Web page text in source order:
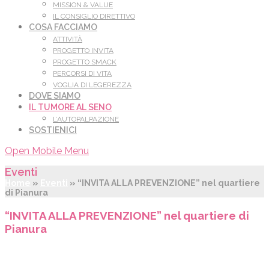
MISSION & VALUE
IL CONSIGLIO DIRETTIVO
COSA FACCIAMO
ATTIVITÀ
PROGETTO INVITA
PROGETTO SMACK
PERCORSI DI VITA
VOGLIA DI LEGEREZZA
DOVE SIAMO
IL TUMORE AL SENO
L’AUTOPALPAZIONE
SOSTIENICI
Open Mobile Menu
Eventi
» » “INVITA ALLA PREVENZIONE” nel quartiere
di Pianura
“INVITA ALLA PREVENZIONE” nel quartiere di
Pianura